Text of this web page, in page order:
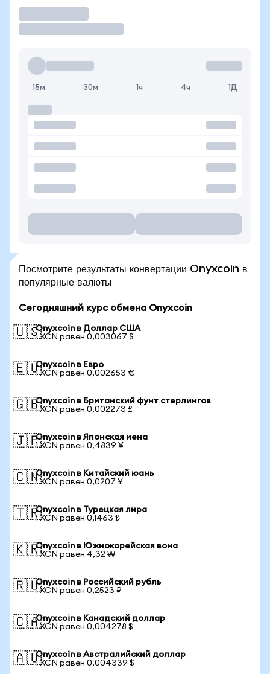
15м 30м 1ч 4ч 1Д
Посмотрите результаты конвертации Onyxcoin в
популярные валюты
Сегодняшний курс обмена Onyxcoin
🇺🇸Onyxcoin в Доллар США
1 XCN равен 0,003067 $
🇪🇺Onyxcoin в Евро
1 XCN равен 0,002653 €
🇬🇧Onyxcoin в Британский фунт стерлингов
1 XCN равен 0,002273 £
🇯🇵Onyxcoin в Японская иена
1 XCN равен 0,4839 ¥
🇨🇳Onyxcoin в Китайский юань
1 XCN равен 0,0207 ¥
🇹🇷Onyxcoin в Турецкая лира
1 XCN равен 0,1463 ₺
🇰🇷Onyxcoin в Южнокорейская вона
1 XCN равен 4,32 ₩
🇷🇺Onyxcoin в Российский рубль
1 XCN равен 0,2523 ₽
🇨🇦Onyxcoin в Канадский доллар
1 XCN равен 0,004278 $
🇦🇺Onyxcoin в Австралийский доллар
1 XCN равен 0,004339 $